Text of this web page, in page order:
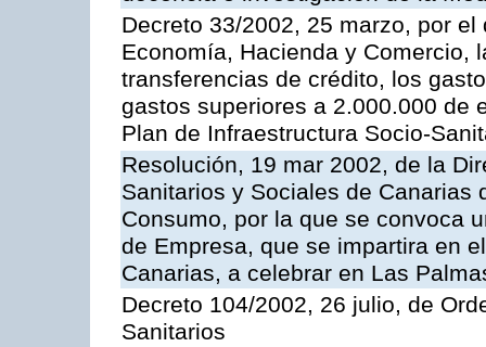
Decreto 33/2002, 25 marzo, por
Economía, Hacienda y Comercio,
transferencias de crédito, los
gastos superiores a 2.000.000 de
Plan de Infraestructura Socio-
Resolución, 19 mar 2002, de la
Sanitarios y Sociales de Canarias
Consumo, por la que se convoca
de Empresa, que se impartira en
Canarias, a celebrar en Las
Decreto 104/2002, 26 julio, de
Sanitarios